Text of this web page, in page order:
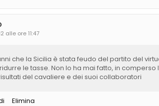
alle ore 11:47
che la Sicilia è stata feudo del partito del
le tasse. Non lo ha mai fatto, in
del cavaliere e dei suoi collaboratori
Elimina